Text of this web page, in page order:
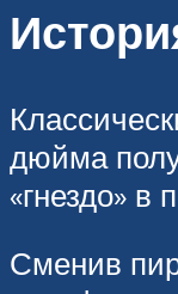
дюйма
«гнездо» в
Сменив